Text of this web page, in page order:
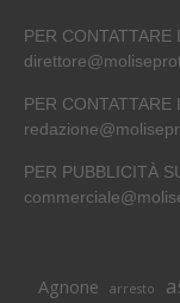
PER CONTATTARE
PER CONTATTARE
PER PUBBLICITÀ
Agnone arresto